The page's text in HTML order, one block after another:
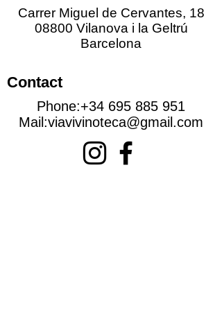
Carrer Miguel de Cervantes, 18
08800 Vilanova i la Geltrú
Barcelona
Contact
Phone:+34 695 885 951
Mail:viavivinoteca@gmail.com